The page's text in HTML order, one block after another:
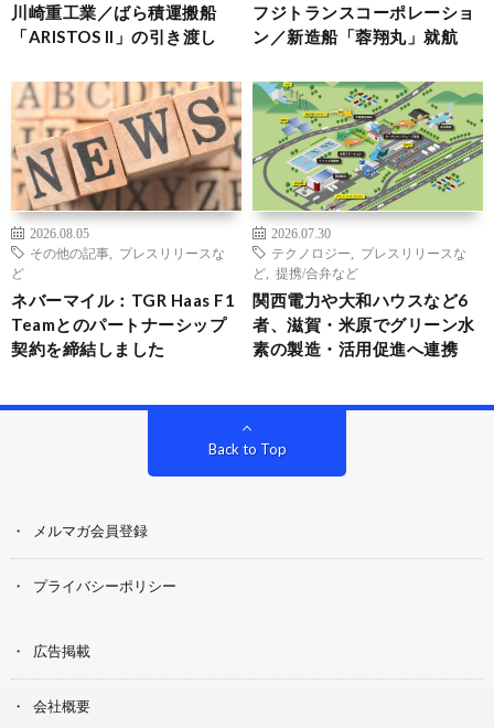
川崎重工業／ばら積運搬船
「ARISTOS II」の引き渡し
フジトランスコーポレーショ
ン／新造船「蓉翔丸」就航
2026.08.05
その他の記事
プレスリリースな
ど
ネバーマイル：TGR Haas F1
Teamとのパートナーシップ
契約を締結しました
2026.07.30
テクノロジー
プレスリリースな
ど
提携/合弁など
関西電力や大和ハウスなど6
者、滋賀・米原でグリーン水
素の製造・活用促進へ連携
Back to Top
メルマガ会員登録
プライバシーポリシー
広告掲載
会社概要